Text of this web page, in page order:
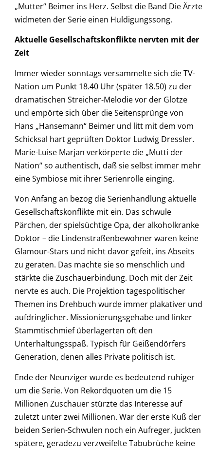
„Mutter“ Beimer ins Herz. Selbst die Band Die Ärzte
widmeten der Serie einen Huldigungssong.
Aktuelle Gesellschaftskonflikte nervten mit der
Zeit
Immer wieder sonntags versammelte sich die TV-
Nation um Punkt 18.40 Uhr (später 18.50) zu der
dramatischen Streicher-Melodie vor der Glotze
und empörte sich über die Seitensprünge von
Hans „Hansemann“ Beimer und litt mit dem vom
Schicksal hart geprüften Doktor Ludwig Dressler.
Marie-Luise Marjan verkörperte die „Mutti der
Nation“ so authentisch, daß sie selbst immer mehr
eine Symbiose mit ihrer Serienrolle einging.
Von Anfang an bezog die Serienhandlung aktuelle
Gesellschaftskonflikte mit ein. Das schwule
Pärchen, der spielsüchtige Opa, der alkoholkranke
Doktor – die Lindenstraßenbewohner waren keine
Glamour-Stars und nicht davor gefeit, ins Abseits
zu geraten. Das machte sie so menschlich und
stärkte die Zuschauerbindung. Doch mit der Zeit
nervte es auch. Die Projektion tagespolitischer
Themen ins Drehbuch wurde immer plakativer und
aufdringlicher. Missionierungsgehabe und linker
Stammtischmief überlagerten oft den
Unterhaltungsspaß. Typisch für Geißendörfers
Generation, denen alles Private politisch ist.
Ende der Neunziger wurde es bedeutend ruhiger
um die Serie. Von Rekordquoten um die 15
Millionen Zuschauer stürzte das Interesse auf
zuletzt unter zwei Millionen. War der erste Kuß der
beiden Serien-Schwulen noch ein Aufreger, juckten
spätere, geradezu verzweifelte Tabubrüche keine